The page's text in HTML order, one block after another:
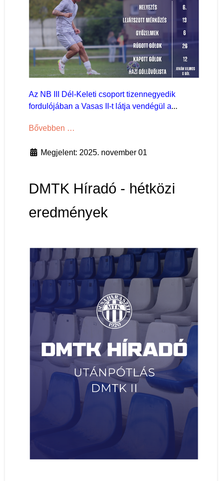
Az NB III Dél-Keleti csoport tizennegyedik
fordulójában a Vasas II-t látja vendégül a...
Bővebben …
Megjelent: 2025. november 01
DMTK Híradó - hétközi
eredmények